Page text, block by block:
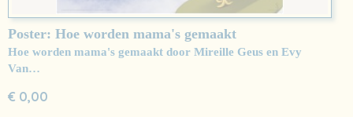
Poster: Hoe worden mama's gemaakt
Hoe worden mama's gemaakt door Mireille Geus en Evy
Van…
€ 0,00